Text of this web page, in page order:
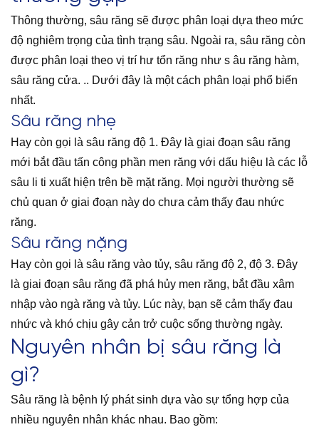
Thông thường, sâu răng sẽ được phân loại dựa theo mức
độ nghiêm trọng của tình trạng sâu. Ngoài ra, sâu răng còn
được phân loại theo vị trí hư tổn răng như s âu răng hàm,
sâu răng cửa. .. Dưới đây là một cách phân loại phổ biến
nhất.
Sâu răng nhẹ
Hay còn gọi là sâu răng độ 1. Đây là giai đoạn sâu răng
mới bắt đầu tấn công phần men răng với dấu hiệu là các lỗ
sâu li ti xuất hiện trên bề mặt răng. Mọi người thường sẽ
chủ quan ở giai đoạn này do chưa cảm thấy đau nhức
răng.
Sâu răng nặng
Hay còn gọi là sâu răng vào tủy, sâu răng độ 2, độ 3. Đây
là giai đoạn sâu răng đã phá hủy men răng, bắt đầu xâm
nhập vào ngà răng và tủy. Lúc này, bạn sẽ cảm thấy đau
nhức và khó chịu gây cản trở cuộc sống thường ngày.
Nguyên nhân bị sâu răng là
gì?
Sâu răng là bệnh lý phát sinh dựa vào sự tổng hợp của
nhiều nguyên nhân khác nhau. Bao gồm: